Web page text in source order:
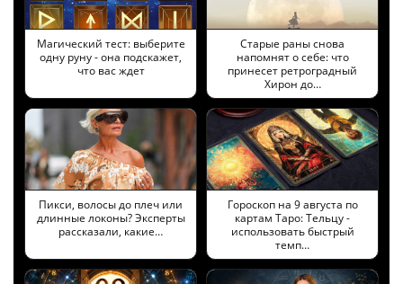
Магический тест: выберите
одну руну - она подскажет,
что вас ждет
Старые раны снова
напомнят о себе: что
принесет ретроградный
Хирон до…
Пикси, волосы до плеч или
длинные локоны? Эксперты
рассказали, какие…
Гороскоп на 9 августа по
картам Таро: Тельцу -
использовать быстрый
темп…